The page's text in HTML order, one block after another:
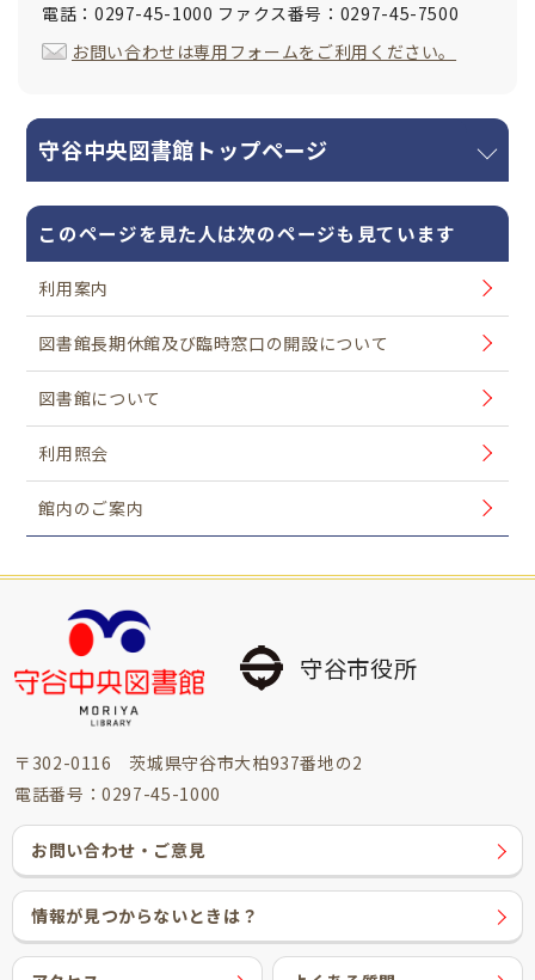
電話：0297-45-1000 ファクス番号：0297-45-7500
お問い合わせは専用フォームをご利用ください。
守谷中央図書館トップページ
このページを見た人は次のページも見ています
利用案内
図書館長期休館及び臨時窓口の開設について
図書館について
利用照会
館内のご案内
守谷市役所
〒302-0116 茨城県守谷市大柏937番地の2
電話番号：0297-45-1000
お問い合わせ・ご意見
情報が見つからないときは？